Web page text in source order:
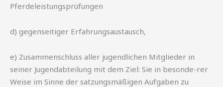
Pferdeleistungsprüfungen
d) gegenseitiger Erfahrungsaustausch,
e) Zusammenschluss aller jugendlichen Mitglieder in
seiner Jugendabteilung mit dem Ziel: Sie in besonde-rer
Weise im Sinne der satzungsmäßigen Aufgaben zu